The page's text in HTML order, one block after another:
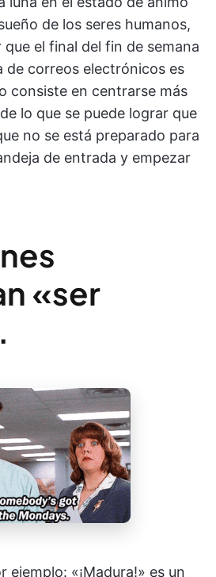
de los seres humanos,
que el final del fin de semana
de correos electrónicos es
consiste en centrarse más
lo que se puede lograr que
no se está preparado para
de entrada y empezar
«ser
ejemplo: «¡Madura!» es un